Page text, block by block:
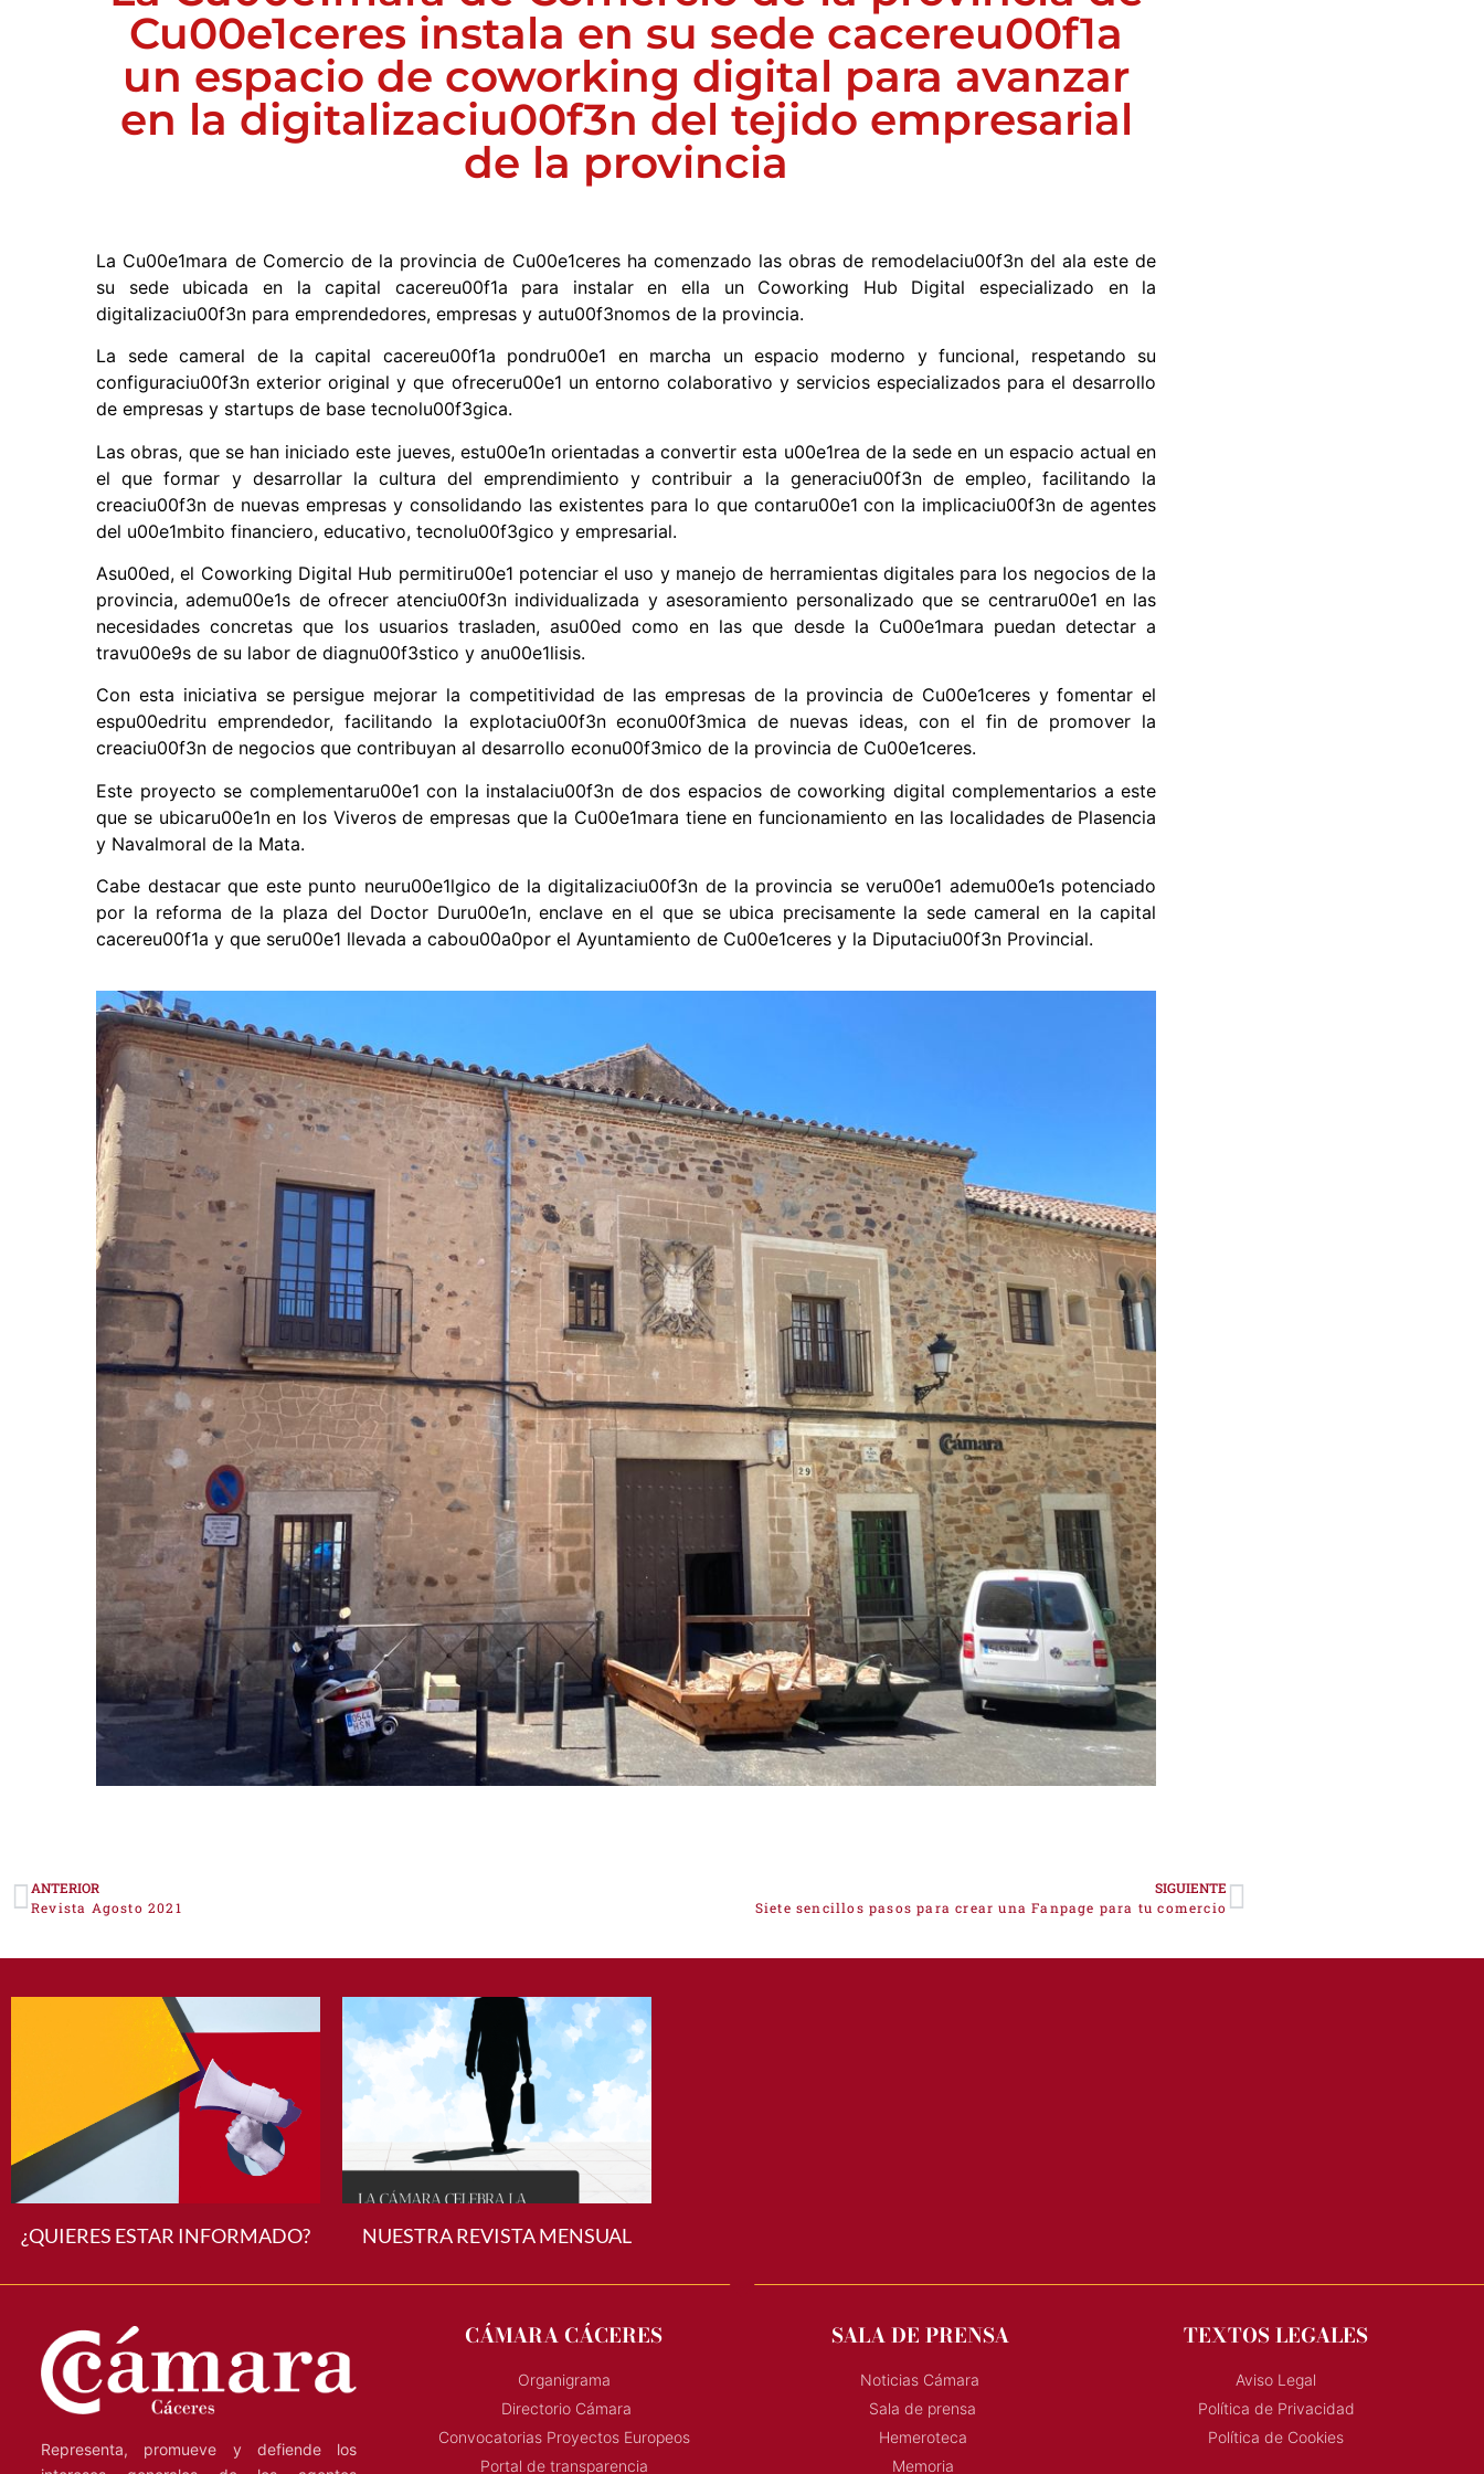
Cu00e1ceres instala en su sede cacereu00f1a
un espacio de coworking digital para avanzar
en la digitalizaciu00f3n del tejido empresarial
de la provincia
La Cu00e1mara de Comercio de la provincia de Cu00e1ceres ha comenzado las obras de remodelaciu00f3n del ala este de
su sede ubicada en la capital cacereu00f1a para instalar en ella un Coworking Hub Digital especializado en la
digitalizaciu00f3n para emprendedores, empresas y autu00f3nomos de la provincia.
La sede cameral de la capital cacereu00f1a pondru00e1 en marcha un espacio moderno y funcional, respetando su
configuraciu00f3n exterior original y que ofreceru00e1 un entorno colaborativo y servicios especializados para el desarrollo
de empresas y startups de base tecnolu00f3gica.
Las obras, que se han iniciado este jueves, estu00e1n orientadas a convertir esta u00e1rea de la sede en un espacio actual en
el que formar y desarrollar la cultura del emprendimiento y contribuir a la generaciu00f3n de empleo, facilitando la
creaciu00f3n de nuevas empresas y consolidando las existentes para lo que contaru00e1 con la implicaciu00f3n de agentes
del u00e1mbito financiero, educativo, tecnolu00f3gico y empresarial.
Asu00ed, el Coworking Digital Hub permitiru00e1 potenciar el uso y manejo de herramientas digitales para los negocios de la
provincia, ademu00e1s de ofrecer atenciu00f3n individualizada y asesoramiento personalizado que se centraru00e1 en las
necesidades concretas que los usuarios trasladen, asu00ed como en las que desde la Cu00e1mara puedan detectar a
travu00e9s de su labor de diagnu00f3stico y anu00e1lisis.
Con esta iniciativa se persigue mejorar la competitividad de las empresas de la provincia de Cu00e1ceres y fomentar el
espu00edritu emprendedor, facilitando la explotaciu00f3n econu00f3mica de nuevas ideas, con el fin de promover la
creaciu00f3n de negocios que contribuyan al desarrollo econu00f3mico de la provincia de Cu00e1ceres.
Este proyecto se complementaru00e1 con la instalaciu00f3n de dos espacios de coworking digital complementarios a este
que se ubicaru00e1n en los Viveros de empresas que la Cu00e1mara tiene en funcionamiento en las localidades de Plasencia
y Navalmoral de la Mata.
Cabe destacar que este punto neuru00e1lgico de la digitalizaciu00f3n de la provincia se veru00e1 ademu00e1s potenciado
por la reforma de la plaza del Doctor Duru00e1n, enclave en el que se ubica precisamente la sede cameral en la capital
cacereu00f1a y que seru00e1 llevada a cabou00a0por el Ayuntamiento de Cu00e1ceres y la Diputaciu00f3n Provincial.
ANTERIOR
Revista Agosto 2021
SIGUIENTE
Siete sencillos pasos para crear una Fanpage para tu comercio
¿QUIERES ESTAR INFORMADO? NUESTRA REVISTA MENSUAL
Representa, promueve y defiende los
CÁMARA CÁCERES
Organigrama
Directorio Cámara
Convocatorias Proyectos Europeos
Portal de transparencia
SALA DE PRENSA
Noticias Cámara
Sala de prensa
Hemeroteca
Memoria
TEXTOS LEGALES
Aviso Legal
Política de Privacidad
Política de Cookies